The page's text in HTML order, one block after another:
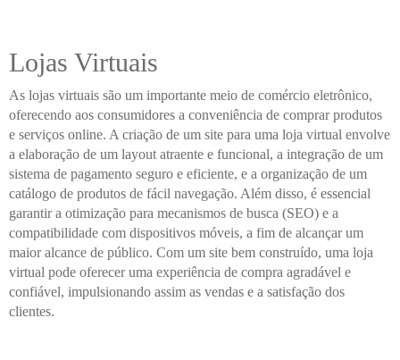
Lojas Virtuais
As lojas virtuais são um importante meio de comércio eletrônico,
oferecendo aos consumidores a conveniência de comprar produtos
e serviços online. A criação de um site para uma loja virtual envolve
a elaboração de um layout atraente e funcional, a integração de um
sistema de pagamento seguro e eficiente, e a organização de um
catálogo de produtos de fácil navegação. Além disso, é essencial
garantir a otimização para mecanismos de busca (SEO) e a
compatibilidade com dispositivos móveis, a fim de alcançar um
maior alcance de público. Com um site bem construído, uma loja
virtual pode oferecer uma experiência de compra agradável e
confiável, impulsionando assim as vendas e a satisfação dos
clientes.